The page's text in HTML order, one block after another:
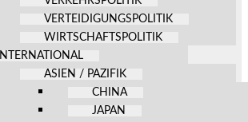
VERTEIDIGUNGSPOLITIK
WIRTSCHAFTSPOLITIK
INTERNATIONAL
ASIEN / PAZIFIK
CHINA
JAPAN